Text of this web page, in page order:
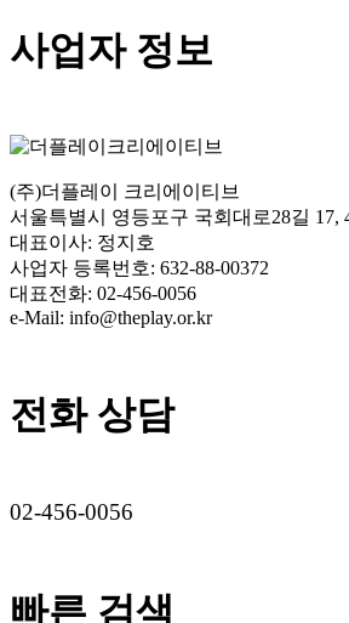
사업자 정보
(주)더플레이 크리에이티브
서울특별시 영등포구 국회대로28길 17,
대표이사: 정지호
사업자 등록번호: 632-88-00372
대표전화: 02-456-0056
e-Mail: info@theplay.or.kr
전화 상담
02-456-0056
빠른 검색